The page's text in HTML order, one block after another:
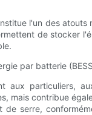
l'un des
de stocker
particuliers,
mais contribue
serre,